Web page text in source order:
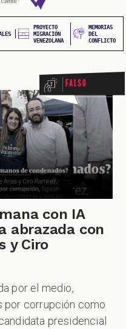
PROYECTO
MIGRACIÓN
VENEZOLANA
MEMORIAS
DEL
CONFLICTO
Falso
con IA
abrazada con
y Ciro
por el medio,
por corrupción como
presidencial